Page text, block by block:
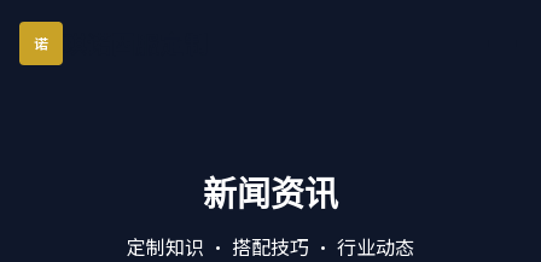
诺
新闻资讯
定制知识 · 搭配技巧 · 行业动态